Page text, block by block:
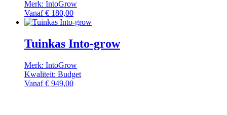
Merk: IntoGrow
Vanaf€ 180,00
Tuinkas Into-grow
Merk: IntoGrow
Kwaliteit: Budget
Vanaf€ 949,00